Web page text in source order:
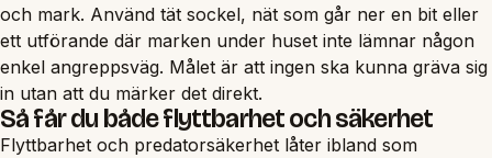
och mark. Använd tät sockel, nät som går ner en bit eller
ett utförande där marken under huset inte lämnar någon
enkel angreppsväg. Målet är att ingen ska kunna gräva sig
in utan att du märker det direkt.
Så får du både flyttbarhet och säkerhet
Flyttbarhet och predatorsäkerhet låter ibland som